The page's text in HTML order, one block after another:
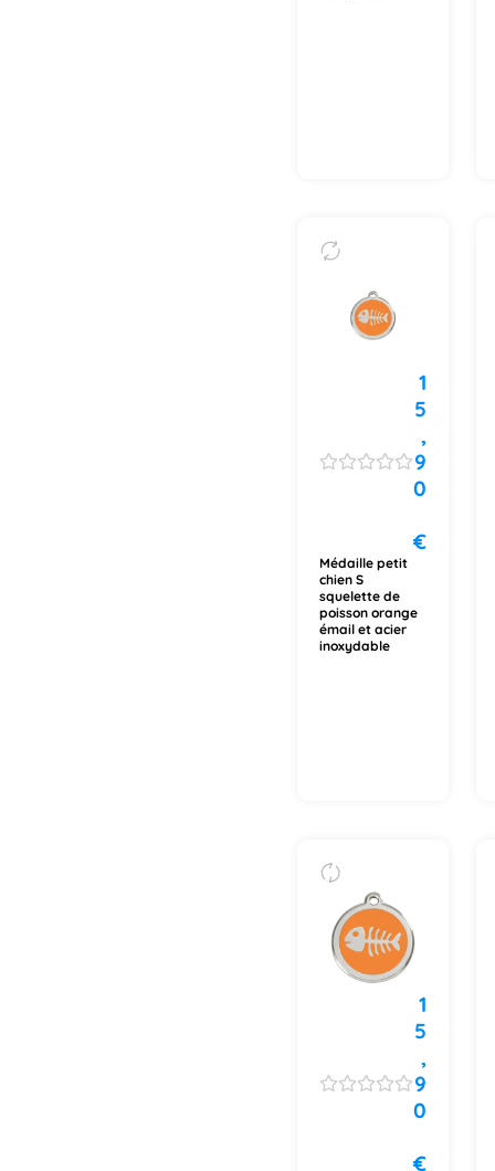
1
5
,
9
0
€
Médaille petit
chien S
squelette de
poisson orange
émail et acier
inoxydable
1
5
,
9
0
€